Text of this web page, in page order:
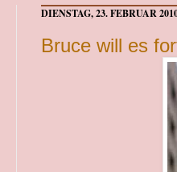
DIENSTAG, 23. FEBRUAR
Bruce will es